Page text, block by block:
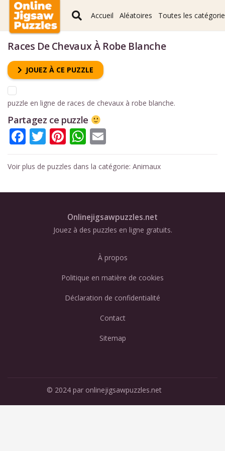
Accueil Aléatoires Toutes les
Races De Chevaux À Robe Blanche
JOUEZ À CE PUZZLE
puzzle en ligne de races de chevaux à robe blanche.
Partagez ce puzzle
Facebook
Twitter
Pinterest
WhatsApp
Voir plus de puzzles dans la catégorie:Animaux
Onlinejigsawpuzzles.net
Jouez à des puzzles en ligne gratuits.
À propos
Politique en matière de cookies
Déclaration de confidentialité
Contact
Sitemap
© 2024 par onlinejigsawpuzzles.net